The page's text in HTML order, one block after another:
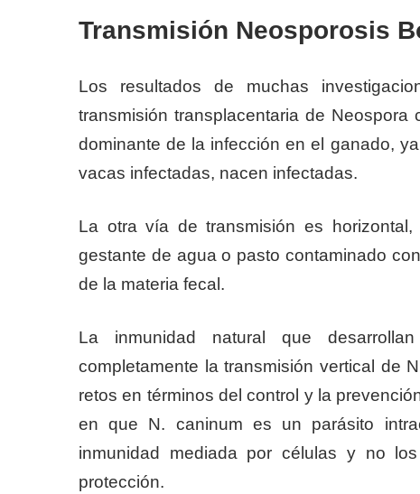
Transmisión Neosporosis
Los resultados de muchas
transmisión transplacentaria de
dominante de la infección en el ganado,
vacas infectadas, nacen infectadas.
La otra vía de transmisión es
gestante de agua o pasto contaminado
de la materia fecal.
La inmunidad natural que
completamente la transmisión vertical de
retos en términos del control y la
en que N. caninum es un parásito
inmunidad mediada por células y no
protección.